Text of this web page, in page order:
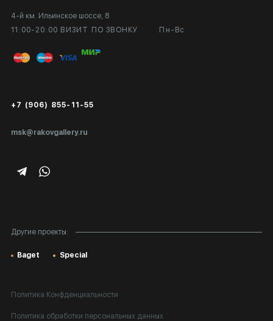
4-й км. Ильинское шоссе, 8
11:00-20:00 ВИЗИТ ПО ЗВОНКУ
Пн-Вс
msk@rakovgallery.ru
+7 (906) 855-11-55
Другие проекты:
Baget Special
Вопросы и ответы
Публичная оферта
Экспертиза/Вывоз за границу
Подарочные сертификаты
Выставка в галерее
Политика Конфденциальности
Политика обработки персональных данных